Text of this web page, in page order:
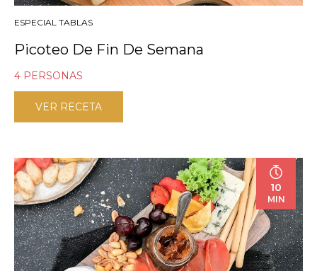
ESPECIAL TABLAS
Picoteo De Fin De Semana
4 PERSONAS
VER RECETA
10
MIN